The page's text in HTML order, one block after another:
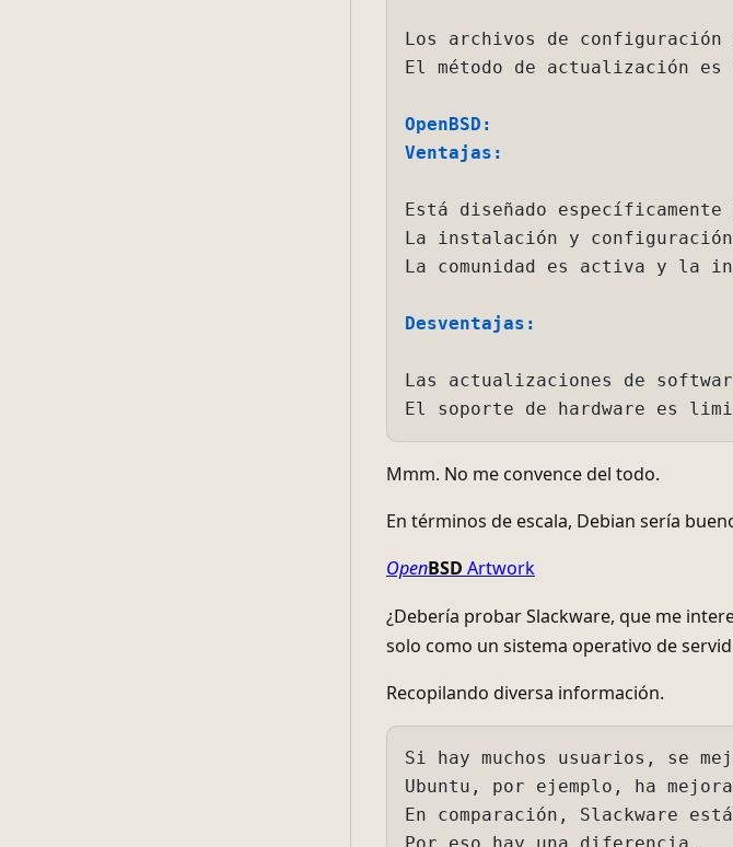
Está diseñado específicamente para
La comunidad es activa y la
Desventajas:
Las actualizaciones de software
En términos de escala, Debian sería
OpenBSDArtwork
¿Debería probar Slackware, que me
Si hay muchos usuarios, se mejora y
En comparación, Slackware está
Por eso hay una diferencia.
Además, Debian, al ignorar la
, usa una
Por otro lado, los sistemas basados
Por el contrario, el servidor de
Umm…
CentOS parece ser la corriente